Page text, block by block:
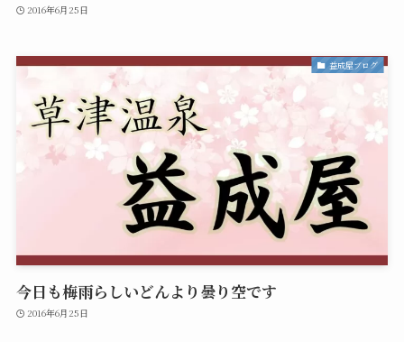
2016年6月25日
益成屋ブログ
今日も梅雨らしいどんより曇り空です
2016年6月25日